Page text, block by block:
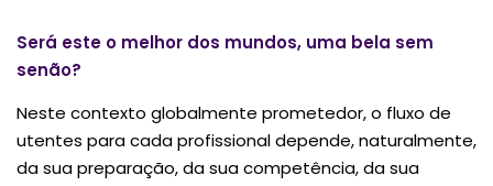
Será este o melhor dos mundos, uma bela sem
senão?
Neste contexto globalmente prometedor, o fluxo de
utentes para cada profissional depende, naturalmente,
da sua preparação, da sua competência, da sua